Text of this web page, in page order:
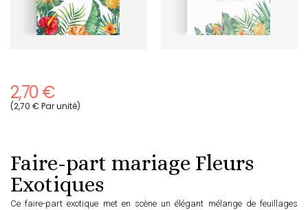
2,70 €
(2,70 € Par unité)
Faire-part mariage Fleurs
Exotiques
Ce faire-part exotique met en scène un élégant mélange de feuillages